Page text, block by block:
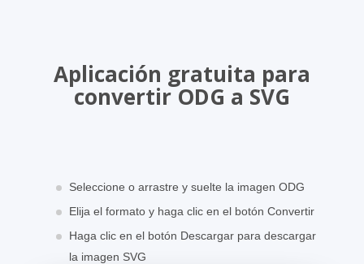
Aplicación gratuita para
convertir ODG a SVG
Seleccione o arrastre y suelte la imagen ODG
Elija el formato y haga clic en el botón Convertir
Haga clic en el botón Descargar para descargar
la imagen SVG